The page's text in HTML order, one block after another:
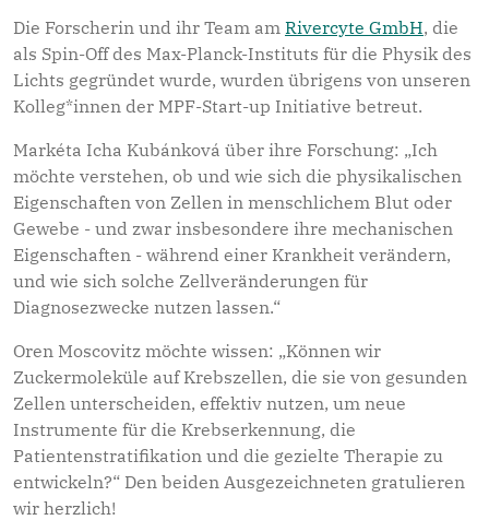
Die Forscherin und ihr Team am Rivercyte GmbH, die
als Spin-Off des Max-Planck-Instituts für die Physik des
Lichts gegründet wurde, wurden übrigens von unseren
Kolleg*innen der MPF-Start-up Initiative betreut.
Markéta Icha Kubánková über ihre Forschung: „Ich
möchte verstehen, ob und wie sich die physikalischen
Eigenschaften von Zellen in menschlichem Blut oder
Gewebe - und zwar insbesondere ihre mechanischen
Eigenschaften - während einer Krankheit verändern,
und wie sich solche Zellveränderungen für
Diagnosezwecke nutzen lassen.“
Oren Moscovitz möchte wissen: „Können wir
Zuckermoleküle auf Krebszellen, die sie von gesunden
Zellen unterscheiden, effektiv nutzen, um neue
Instrumente für die Krebserkennung, die
Patientenstratifikation und die gezielte Therapie zu
entwickeln?“ Den beiden Ausgezeichneten gratulieren
wir herzlich!